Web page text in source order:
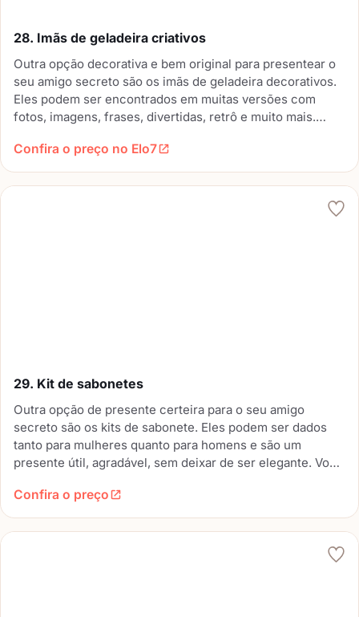
28. Imãs de geladeira criativos
Outra opção decorativa e bem original para presentear o
seu amigo secreto são os imãs de geladeira decorativos.
Eles podem ser encontrados em muitas versões com
fotos, imagens, frases, divertidas, retrô e muito mais.
secreto e ele vai adorar esse presente.
Confira o preço no Elo7
29. Kit de sabonetes
Outra opção de presente certeira para o seu amigo
secreto são os kits de sabonete. Eles podem ser dados
tanto para mulheres quanto para homens e são um
presente útil, agradável, sem deixar de ser elegante. Você
variados.
Confira o preço